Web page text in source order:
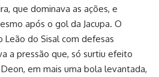
que dominava as ações, e
após o gol da Jacupa. O
do Sisal com defesas
a pressão que, só surtiu efeito
em mais uma bola levantada,